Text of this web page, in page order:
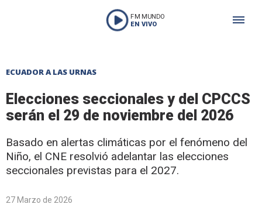
FM MUNDO
EN VIVO
ECUADOR A LAS URNAS
Elecciones seccionales y del CPCCS
serán el 29 de noviembre del 2026
Basado en alertas climáticas por el fenómeno del
Niño, el CNE resolvió adelantar las elecciones
seccionales previstas para el 2027.
27 Marzo de 2026